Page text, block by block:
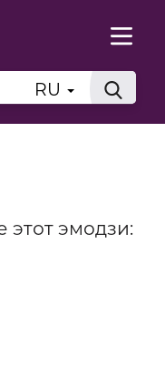
RU
этот эмодзи: